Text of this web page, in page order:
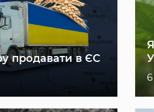
продавати в ЄС